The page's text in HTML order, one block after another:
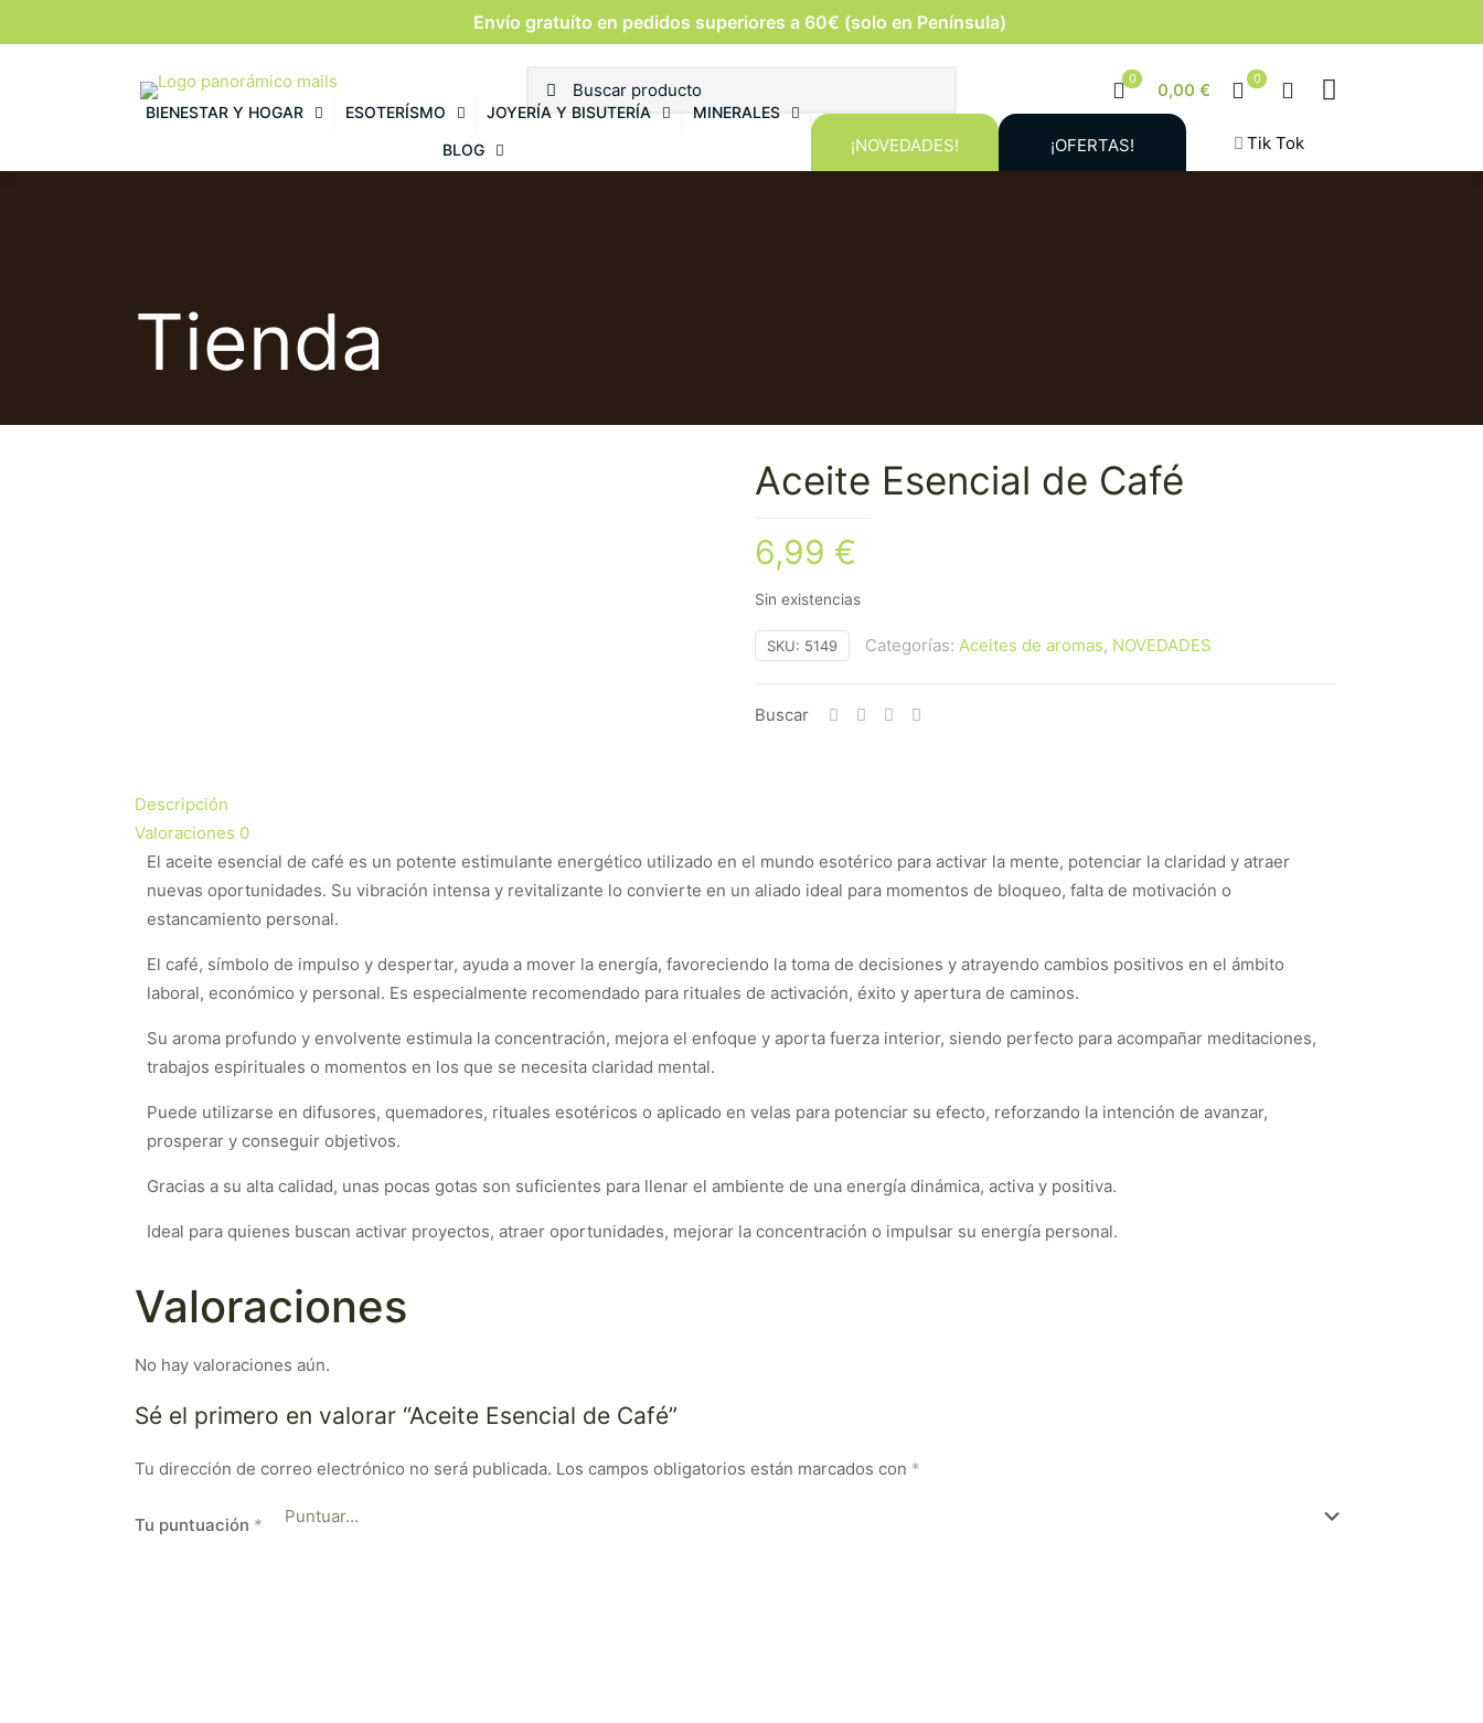
Envío gratuíto en pedidos superiores a 60€ (solo en Península)
0
0,00 €
0
BIENESTAR Y HOGAR ESOTERÍSMO JOYERÍA Y BISUTERÍA
MINERALES
BLOG
¡NOVEDADES! ¡OFERTAS! Tik Tok
Tienda
Aceite Esencial de Café
6,99 €
Sin existencias
SKU: 5149 Categorías: Aceites de aromas, NOVEDADES
Buscar
Descripción
Valoraciones 0
El aceite esencial de café es un potente estimulante energético utilizado en el mundo esotérico para activar la mente, potenciar la claridad y atraer
nuevas oportunidades. Su vibración intensa y revitalizante lo convierte en un aliado ideal para momentos de bloqueo, falta de motivación o
estancamiento personal.
El café, símbolo de impulso y despertar, ayuda a mover la energía, favoreciendo la toma de decisiones y atrayendo cambios positivos en el ámbito
laboral, económico y personal. Es especialmente recomendado para rituales de activación, éxito y apertura de caminos.
Su aroma profundo y envolvente estimula la concentración, mejora el enfoque y aporta fuerza interior, siendo perfecto para acompañar meditaciones,
trabajos espirituales o momentos en los que se necesita claridad mental.
Puede utilizarse en difusores, quemadores, rituales esotéricos o aplicado en velas para potenciar su efecto, reforzando la intención de avanzar,
prosperar y conseguir objetivos.
Gracias a su alta calidad, unas pocas gotas son suficientes para llenar el ambiente de una energía dinámica, activa y positiva.
Ideal para quienes buscan activar proyectos, atraer oportunidades, mejorar la concentración o impulsar su energía personal.
Valoraciones
No hay valoraciones aún.
Sé el primero en valorar “Aceite Esencial de Café”
Tu dirección de correo electrónico no será publicada. Los campos obligatorios están marcados con *
Tu puntuación *